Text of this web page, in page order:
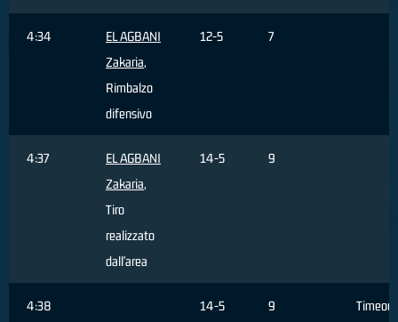
4:34
EL AGBANI
Zakaria,
Rimbalzo
difensivo
12-5 7
4:37
EL AGBANI
Zakaria,
Tiro
realizzato
dall'area
14-5 9
4:38 14-5 9 Timeout